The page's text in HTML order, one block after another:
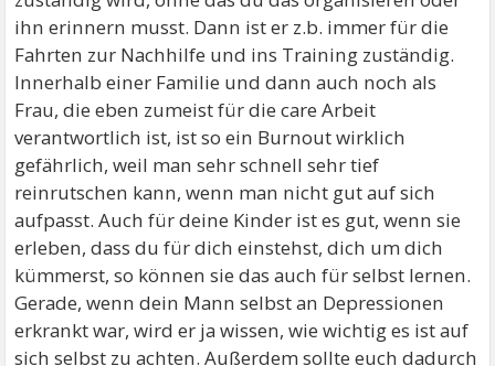
ihn erinnern musst. Dann ist er z.b. immer für die
Fahrten zur Nachhilfe und ins Training zuständig.
Innerhalb einer Familie und dann auch noch als
Frau, die eben zumeist für die care Arbeit
verantwortlich ist, ist so ein Burnout wirklich
gefährlich, weil man sehr schnell sehr tief
reinrutschen kann, wenn man nicht gut auf sich
aufpasst. Auch für deine Kinder ist es gut, wenn sie
erleben, dass du für dich einstehst, dich um dich
kümmerst, so können sie das auch für selbst lernen.
Gerade, wenn dein Mann selbst an Depressionen
erkrankt war, wird er ja wissen, wie wichtig es ist auf
sich selbst zu achten. Außerdem sollte euch dadurch